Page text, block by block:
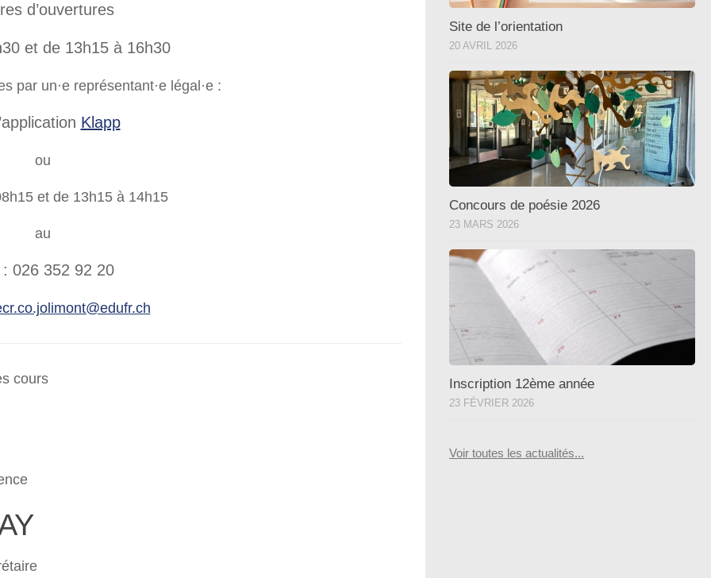
d’ouvertures
et de 13h15 à 16h30
par un·e représentant·e légal·e :
Klapp
ou
et de 13h15 à 14h15
au
026 352 92 20
cours
Site de l’orientation
20 AVRIL 2026
Concours de poésie 2026
23 MARS 2026
Inscription 12ème année
23 FÉVRIER 2026
Voir toutes les actualités...